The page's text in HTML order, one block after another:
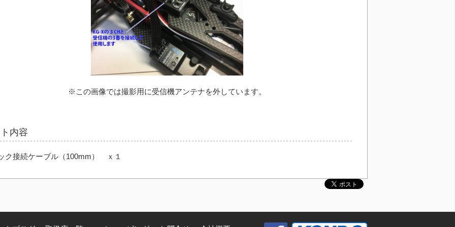
※この画像では撮影用に受信機アンテナを外しています。
内容
ク接続ケーブル（100mm） ｘ１